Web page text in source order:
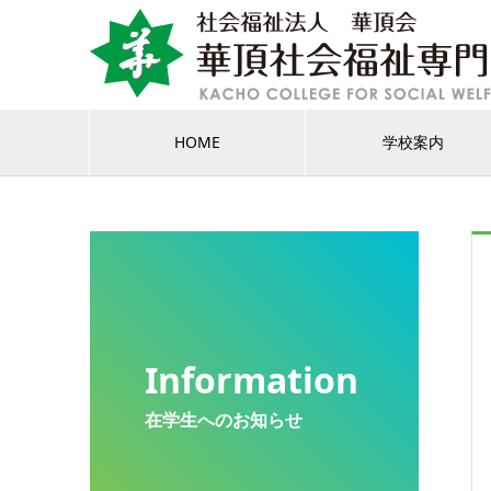
HOME 学校案内
Information
在学生へのお知らせ